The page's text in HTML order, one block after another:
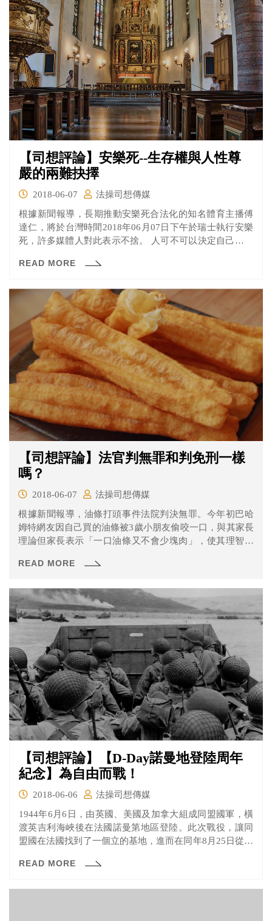
憤，這樣的判決也讓Aaron Persky成為加州近80年來，首位
被民眾選票罷免下台的法官。
【司想評論】安樂死--生存權與人性尊
嚴的兩難抉擇
2018-06-07
法操司想傳媒
根據新聞報導，長期推動安樂死合法化的知名體育主播傅
達仁，將於台灣時間2018年06月07日下午於瑞士執行安樂
死，許多媒體人對此表示不捨。 人可不可以決定自己什麼
READ MORE
【司想評論】法官判無罪和判免刑一樣
嗎？
2018-06-07
法操司想傳媒
根據新聞報導，油條打頭事件法院判決無罪。今年初巴哈
姆特網友因自己買的油條被3歲小朋友偷咬一口，與其家長
理論但家長表示「一口油條又不會少塊肉」，使其理智線
解不成，小孩家長提起傷害罪的刑事告訴，據樓主自己表
教了小朋友社會倫理，判決樓主免罰，但必須要向小朋友
道歉。
READ MORE
【司想評論】【D-Day諾曼地登陸周年
紀念】為自由而戰！
2018-06-06
法操司想傳媒
1944年6月6日，由英國、美國及加拿大組成同盟國軍，橫
渡英吉利海峽後在法國諾曼第地區登陸。此次戰役，讓同
盟國在法國找到了一個立的基地，進而在同年8月25日從納
推進。
READ MORE